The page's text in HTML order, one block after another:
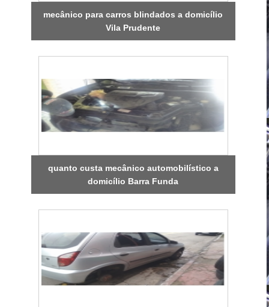
mecânico para carros blindados a domicílio
Vila Prudente
quanto custa mecânico automobilístico a
domicílio Barra Funda